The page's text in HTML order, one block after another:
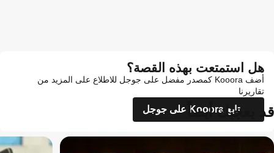
هل استمتعت بهذه القصة؟
أضف Kooora كمصدر مفضل على جوجل للاطلاع على المزيد من
تقاريرنا
تابع Kooora على جوجل
قد يعجبك أيضاً